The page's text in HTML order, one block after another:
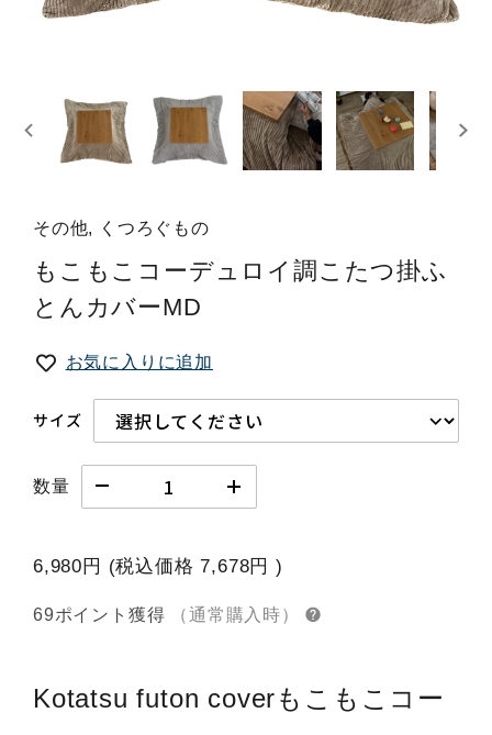
その他, くつろぐもの
もこもこコーデュロイ調こたつ掛ふ
とんカバーMD
お気に入りに追加
サイズ
数量
6,980円 (税込価格7,678円 )
69ポイント獲得 （通常購入時）
Kotatsu futon coverもこもこコー